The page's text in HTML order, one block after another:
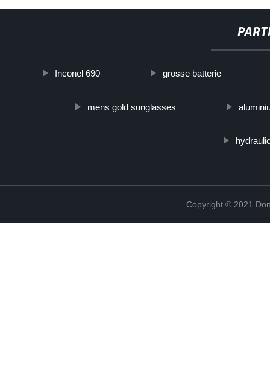
Inconel 690 grosse batterie
mens gold sunglasses
Copyright © 2021